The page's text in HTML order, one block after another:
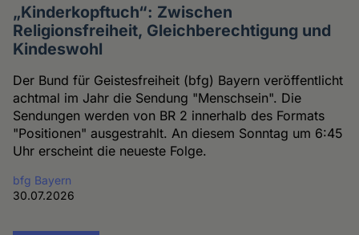
„Kinderkopftuch“: Zwischen
Religionsfreiheit, Gleichberechtigung und
Kindeswohl
Der Bund für Geistesfreiheit (bfg) Bayern veröffentlicht
achtmal im Jahr die Sendung "Menschsein". Die
Sendungen werden von BR 2 innerhalb des Formats
"Positionen" ausgestrahlt. An diesem Sonntag um 6:45
Uhr erscheint die neueste Folge.
bfg Bayern
30.07.2026